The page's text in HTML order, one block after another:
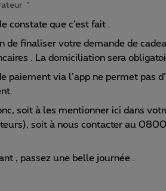
constate que c’est fait .
de finaliser votre demande de
. La domiciliation sera
paiement via l’app ne permet pas
soit à les mentionner ici dans
soit à nous contacter au
, passez une belle journée .